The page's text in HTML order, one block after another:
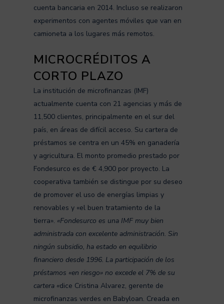
cuenta bancaria en 2014. Incluso se realizaron
experimentos con agentes móviles que van en
camioneta a los lugares más remotos.
MICROCRÉDITOS A
CORTO PLAZO
La institución de microfinanzas (IMF)
actualmente cuenta con 21 agencias y más de
11,500 clientes, principalmente en el sur del
país, en áreas de difícil acceso. Su cartera de
préstamos se centra en un 45% en ganadería
y agricultura. El monto promedio prestado por
Fondesurco es de € 4,900 por proyecto. La
cooperativa también se distingue por su deseo
de promover el uso de energías limpias y
renovables y «el buen tratamiento de la
tierra». «Fondesurco es una IMF muy bien
administrada con excelente administración. Sin
ningún subsidio, ha estado en equilibrio
financiero desde 1996. La participación de los
préstamos «en riesgo» no excede el 7% de su
cartera «dice Cristina Alvarez, gerente de
microfinanzas verdes en Babyloan. Creada en